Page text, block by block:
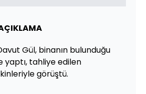
Gül, binanın bulunduğu
yaptı, tahliye edilen
görüştü.